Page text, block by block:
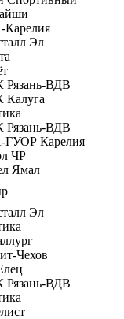
Эл
ВДВ
ВДВ
Карелия
ЧР
Ямал
Эл
Чехов
ВДВ